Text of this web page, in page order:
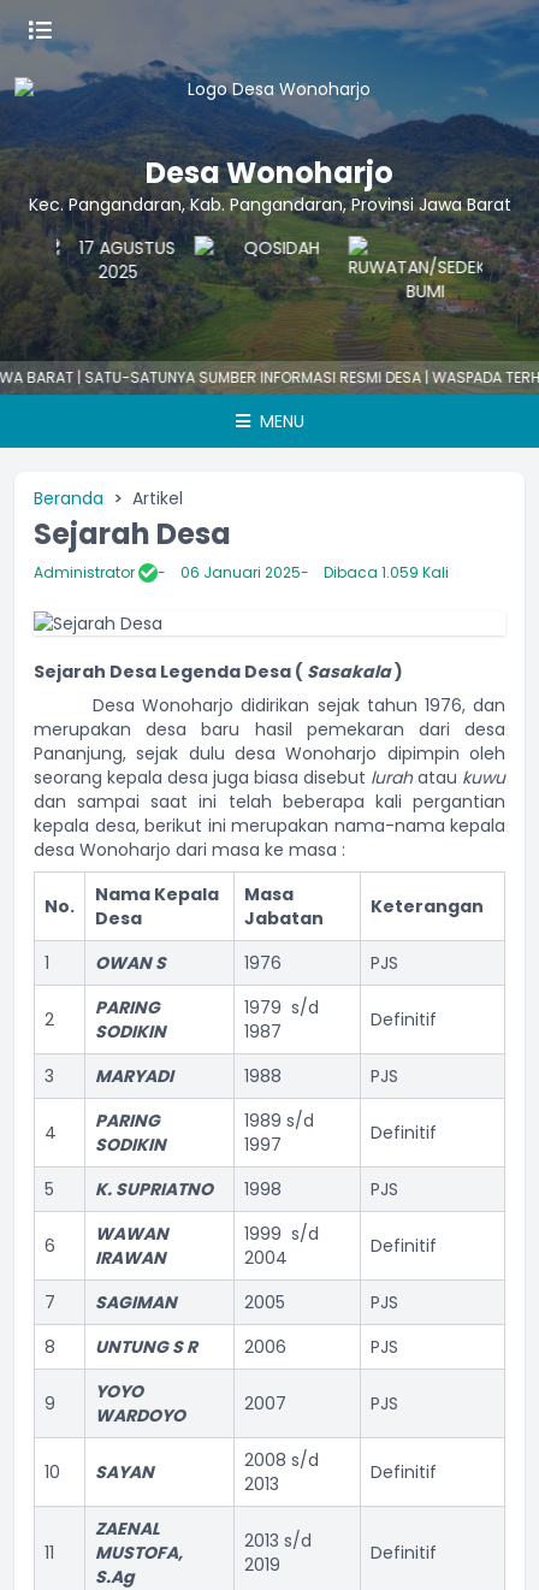
Desa Wonoharjo
Kec. Pangandaran, Kab. Pangandaran, Provinsi Jawa Barat
SATUNYA SUMBER INFORMASI RESMI DESA | WASPADA TERHADAP
MENU
Beranda Artikel
Sejarah Desa
Administrator 06 Januari 2025 Dibaca 1.059 Kali
Sejarah Desa Legenda Desa ( Sasakala)
Desa Wonoharjo didirikan sejak tahun 1976, dan
merupakan desa baru hasil pemekaran dari desa
Pananjung, sejak dulu desa Wonoharjo dipimpin oleh
seorang kepala desa juga biasa disebut lurahatau kuwu
dan sampai saat ini telah beberapa kali pergantian
kepala desa, berikut ini merupakan nama-nama kepala
desa Wonoharjo dari masa ke masa :
No.
Nama Kepala
Desa
Masa
Jabatan
Keterangan
1 OWAN S 1976 PJS
2
PARING
SODIKIN
1979 s/d
1987
Definitif
3 MARYADI 1988 PJS
4
PARING
SODIKIN
1989 s/d
1997
Definitif
5 K. SUPRIATNO 1998 PJS
6
WAWAN
IRAWAN
1999 s/d
2004
Definitif
7 SAGIMAN 2005
PJS
8
UNTUNG S R 2006 PJS
9
YOYO
WARDOYO
2007 PJS
10 SAYAN
2008 s/d
2013
Definitif
11
ZAENAL
MUSTOFA,
S.Ag
2013 s/d
2019
Definitif